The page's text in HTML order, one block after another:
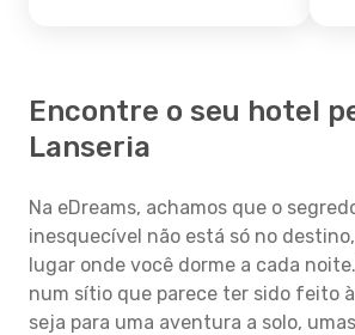
Encontre o seu hotel
Lanseria
Na eDreams, achamos que o
inesquecível não está só no
lugar onde você dorme a cada
num sítio que parece ter sido feito
seja para uma aventura a solo,